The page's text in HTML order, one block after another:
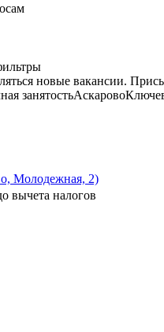
новые вакансии.
занятостьАскарово
Молодежная, 2)
вычета налогов